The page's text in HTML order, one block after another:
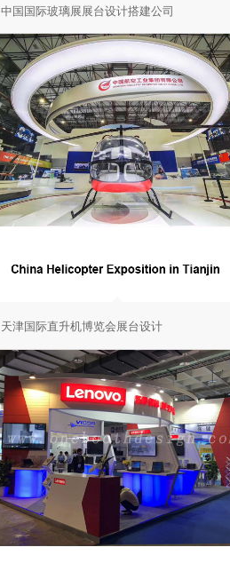
中国国际玻璃展展台设计搭建公司
天津国际直升机博览会展台设计